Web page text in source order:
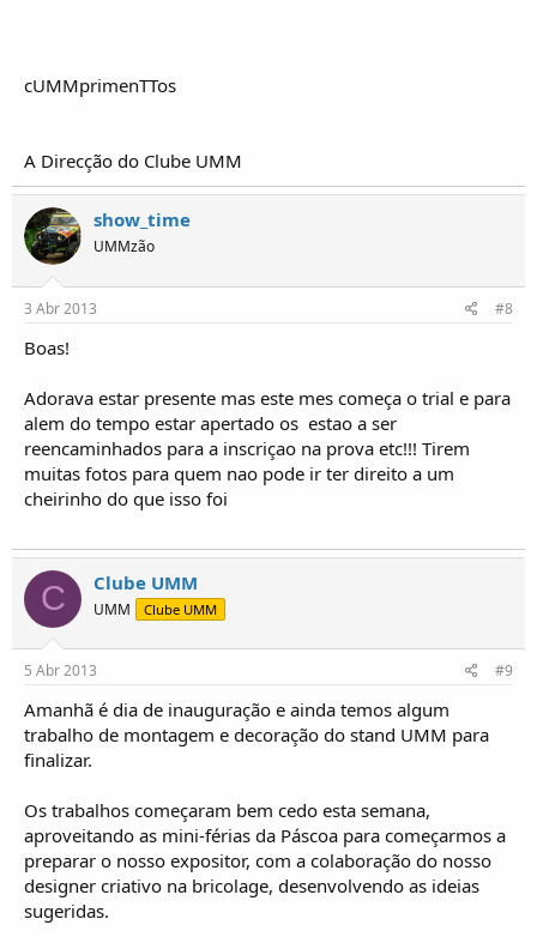
cUMMprimenTTos
A Direcção do Clube UMM
show_time
UMMzão
3 Abr 2013 #8
Boas!
Adorava estar presente mas este mes começa o trial e para
alem do tempo estar apertado os  estao a ser
reencaminhados para a inscriçao na prova etc!!! Tirem
muitas fotos para quem nao pode ir ter direito a um
cheirinho do que isso foi
C Clube UMM
UMM Clube UMM
5 Abr 2013 #9
Amanhã é dia de inauguração e ainda temos algum
trabalho de montagem e decoração do stand UMM para
finalizar.
Os trabalhos começaram bem cedo esta semana,
aproveitando as mini-férias da Páscoa para começarmos a
preparar o nosso expositor, com a colaboração do nosso
designer criativo na bricolage, desenvolvendo as ideias
sugeridas.